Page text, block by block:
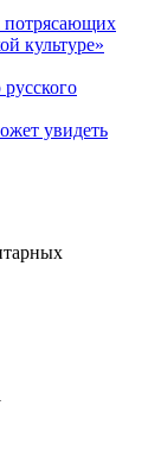
потрясающих
культуре»
увидеть